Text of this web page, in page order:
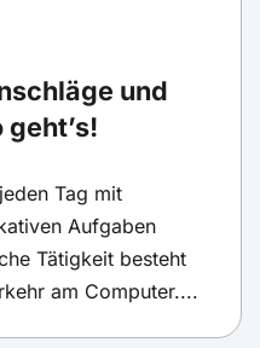
und
geht’s!
Tag mit
Aufgaben
Tätigkeit besteht
am Computer....